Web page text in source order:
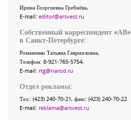
Ирина Георгиевна Гребнёва,
E-mail: editor@arsvest.ru
Собственный корреспондент «АВ»
в Санкт-Петербурге:
Романенко Татьяна Гаврииловна,
Телефон: 8-921-765-5754,
E-mail: rtg@narod.ru
Отдел рекламы:
Тел.: (423) 240-70-21, факс: (423) 240-70-22
E-mail: reklama@arsvest.ru